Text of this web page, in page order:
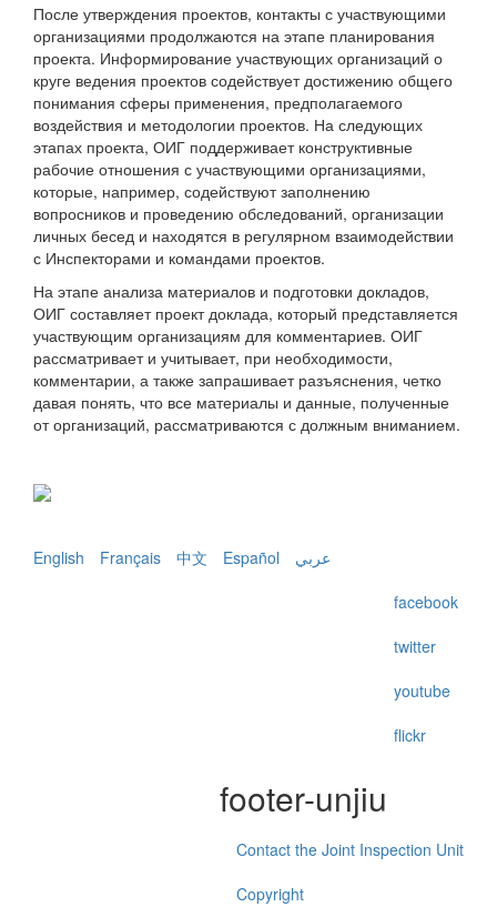
После утверждения проектов, контакты с участвующими
организациями продолжаются на этапе планирования
проекта. Информирование участвующих организаций о
круге ведения проектов содействует достижению общего
понимания сферы применения, предполагаемого
воздействия и методологии проектов. На следующих
этапах проекта, ОИГ поддерживает конструктивные
рабочие отношения с участвующими организациями,
которые, например, содействуют заполнению
вопросников и проведению обследований, организации
личных бесед и находятся в регулярном взаимодействии
с Инспекторами и командами проектов.
На этапе анализа материалов и подготовки докладов,
ОИГ составляет проект доклада, который представляется
участвующим организациям для комментариев. ОИГ
рассматривает и учитывает, при необходимости,
комментарии, а также запрашивает разъяснения, четко
давая понять, что все материалы и данные, полученные
от организаций, рассматриваются с должным вниманием.
English Français 中文 Español
عربي
facebook
twitter
youtube
flickr
footer-unjiu
Contact the Joint Inspection Unit
Copyright